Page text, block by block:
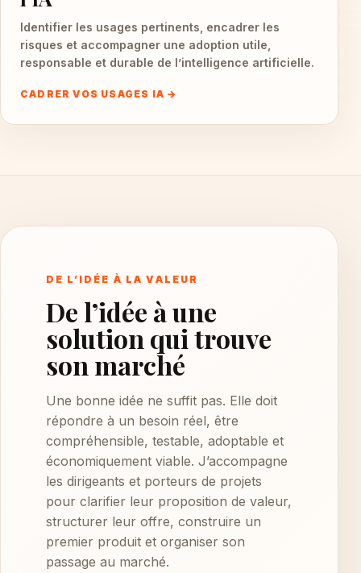
Identifier les usages pertinents, encadrer les
risques et accompagner une adoption utile,
responsable et durable de l’intelligence artificielle.
CADRER VOS USAGES IA →
DE L’IDÉE À LA VALEUR
De l’idée à une
solution qui trouve
son marché
Une bonne idée ne suffit pas. Elle doit
répondre à un besoin réel, être
compréhensible, testable, adoptable et
économiquement viable. J’accompagne
les dirigeants et porteurs de projets
pour clarifier leur proposition de valeur,
structurer leur offre, construire un
premier produit et organiser son
passage au marché.